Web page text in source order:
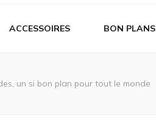
ACCESSOIRES BON PLANS
un si bon plan pour tout le monde